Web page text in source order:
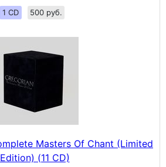
1 CD 500 руб.
Masters Of Chant (Limited
Edition) (11 CD)